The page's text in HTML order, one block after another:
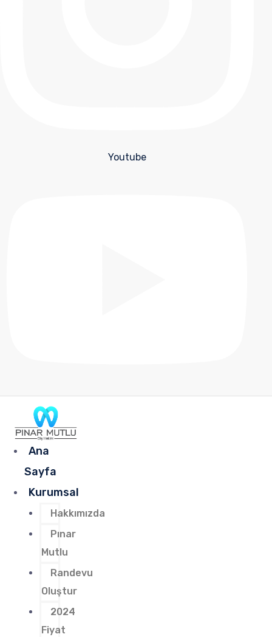
Youtube
Ana
Sayfa
Kurumsal
Hakkımızda
Pınar
Mutlu
Randevu
Oluştur
2024
Fiyat